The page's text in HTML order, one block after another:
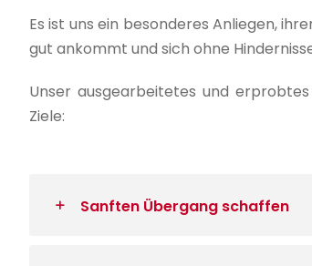
Es ist uns ein besonderes Anliegen,
gut ankommt und sich ohne
Unser ausgearbeitetes und
Ziele:
Sanften Übergang schaffen